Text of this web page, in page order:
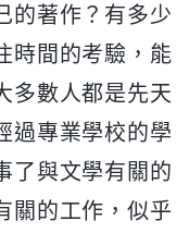
的著作？有多少
時間的考驗，能
多數人都是先天
過專業學校的學
了與文學有關的
關的工作，似乎